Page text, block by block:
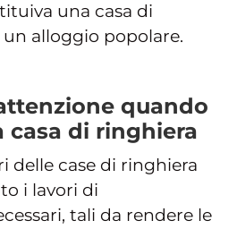
una casa di
alloggio popolare.
quando
casa di ringhiera
delle case di ringhiera
i lavori di
tali da rendere le